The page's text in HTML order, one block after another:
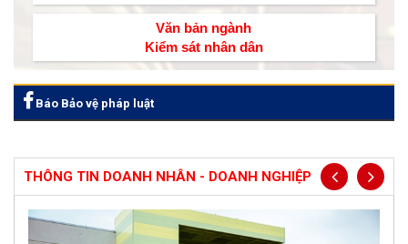
Văn bản ngành
Kiểm sát nhân dân
Báo Bảo vệ pháp luật
THÔNG TIN DOANH NHÂN - DOANH NGHIỆP